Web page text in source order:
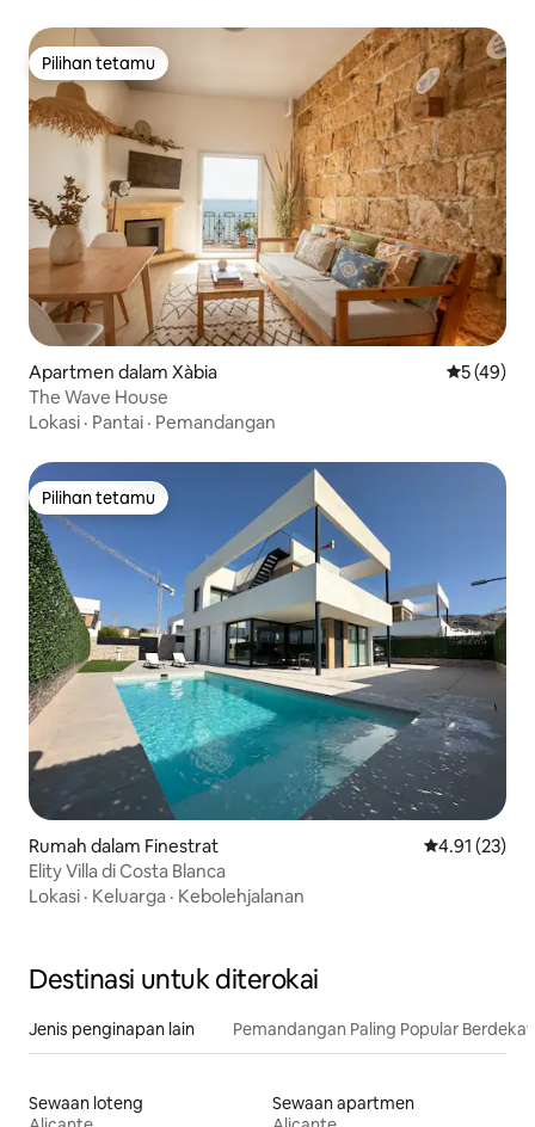
Pilihan tetamu
Pilihan tetamu
Apartmen dalam Xàbia
5 (49)
The Wave House
Lokasi · Pantai · Pemandangan
Pilihan tetamu
Pilihan tetamu
Rumah dalam Finestrat Penarafan
4.91 (23)
Elity Villa di Costa Blanca
Lokasi · Keluarga · Kebolehjalanan
Destinasi untuk diterokai
Jenis penginapan lain Pemandangan Paling Popular
Sewaan loteng
Sewaan apartmen